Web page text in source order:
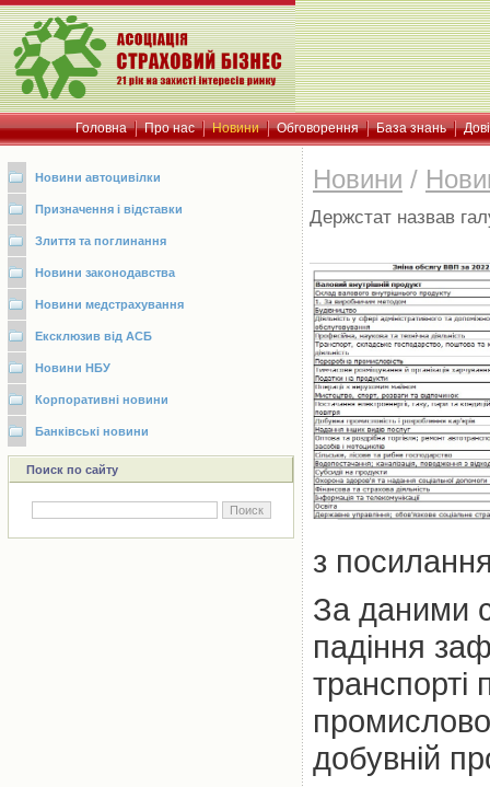
Головна Про нас Новини Обговорення База знань
Новини автоцивілки
Призначення і відставки
Злиття та поглинання
Новини законодавства
Новини медстрахування
Ексклюзив від АСБ
Новини НБУ
Корпоративні новини
Банківські новини
Поиск по сайту
Новини /
Держстат назвав
з
За даними
падіння
транспорті
добувній